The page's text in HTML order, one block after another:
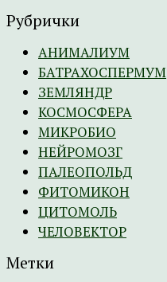
Рубрички
АНИМАЛИУМ
БАТРАХОСПЕРМУМ
ЗЕМЛЯНДР
КОСМОСФЕРА
МИКРОБИО
НЕЙРОМОЗГ
ПАЛЕОПОЛЬД
ФИТОМИКОН
ЦИТОМОЛЬ
ЧЕЛОВЕКТОР
Метки